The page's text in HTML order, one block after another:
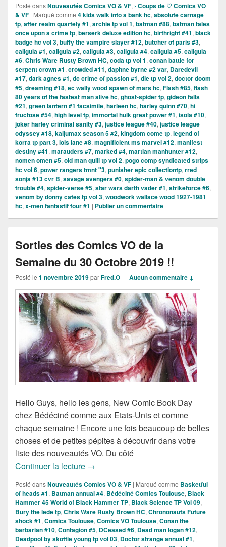
Posté dansNouveautés Comics VO & VF, › Coups de ♡ Comics VO
& VF | Marqué comme 4 kids walk into a bank hc, absolute carnage
tp, after realm quartely #1, archie tp vol 1, batman #88, batman tales
once upon a crime tp, berserk deluxe edition hc, birthright #41, black
badge hc vol 3, buffy the vampire slayer #12, butcher of paris #3,
caligula #1, caligula #2, caligula #3, caligula #4, caligula #5, caligula
#6, Chris Ware Rusty Brown HC, coda tp vol 1, conan battle for
serpent crown #1, crowded #11, daphne byrne #2 var, Daredevil
#17, dark agnes #1, dc crime of passion #1, die tp vol 2, doctor doom
#5, dreaming #18, ec wally wood spawn of mars hc, Flash #85, flash
80 years of the fastest man alive hc, ghost-spider tp, gideon falls
#21, green lantern #1 facsimile, harleen hc, harley quinn #70, hi
fructose #54, high level tp, immortal hulk great power #1, isola #10,
joker harley criminal sanity #3, justice league #40, justice league
odyssey #18, kaijumax season 5 #2, kingdom come tp, legend of
korra tp part 3, lois lane #8, magnificient ms marvel #12, manifest
destiny #41, marauders #7, marked #4, martian manhunter #12,
nomen omen #5, old man quill tp vol 2, pogo comp syndicated strips
hc vol 6, power rangers tmnt "3, punisher epic collectiontp, rred
sonja #13 cvr B, savage avengers #0, spider-man & venom double
trouble #4, spider-verse #5, star wars darth vader #1, strikeforce #6,
venom by donny cates tp vol 3, woodwork wallace wood 1927-1981
hc, x-men fantastif four #1 | Publier un commentaire
Sorties des Comics VO de la
Semaine du 30 Octobre 2019 !!
Posté le 1 novembre 2019parFred.O—Aucun commentaire ↓
Hello Guys, hello les gens, New Comic Book Day
chez Bédéciné comme aux Etats-Unis et comme
chaque semaine ! Encore une fois beaucoup de belles
choses et de petites pépites à découvrir dans votre
liste des nouveautés VO. Du côté
Continuer la lecture Sorties des Comics VO de la
→
Posté dansNouveautés Comics VO & VF | Marqué comme Basketful
of heads #1, Batman annual #4, Bédéciné Comics Toulouse, Black
Hammer 45 World of Black Hammer TP, Black Science TP Vol 09,
Bury the lede tp, Chris Ware Rusty Brown HC, Chrononauts Future
shock #1, Comics Toulouse, Comics VO Toulouse, Conan the
barbarian #10, Contagion #5, DCeased #6, Dead man logan #12,
Deadpool by skottie young tp vol 03, Doctor strange annual #1,